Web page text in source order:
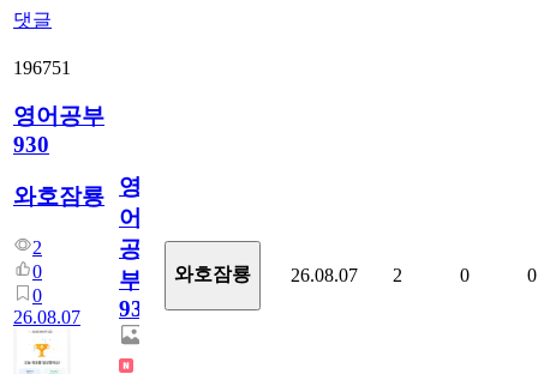
댓글
196751
영어공부
930
와호잠룡
2
0
0
26.08.07
영
어
공
부
930
와호잠룡 26.08.07 2 0 0